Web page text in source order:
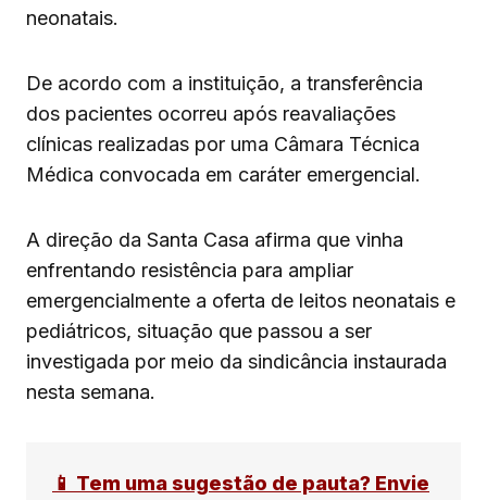
neonatais.
De acordo com a instituição, a transferência
dos pacientes ocorreu após reavaliações
clínicas realizadas por uma Câmara Técnica
Médica convocada em caráter emergencial.
A direção da Santa Casa afirma que vinha
enfrentando resistência para ampliar
emergencialmente a oferta de leitos neonatais e
pediátricos, situação que passou a ser
investigada por meio da sindicância instaurada
nesta semana.
📱 Tem uma sugestão de pauta? Envie